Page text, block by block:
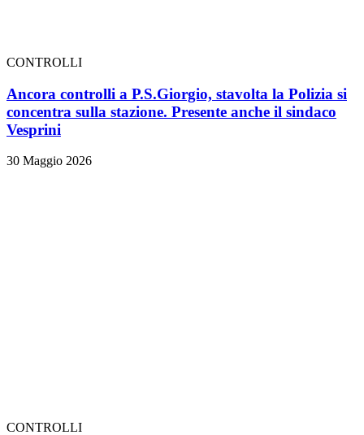
CONTROLLI
Ancora controlli a P.S.Giorgio, stavolta la Polizia si
concentra sulla stazione. Presente anche il sindaco
Vesprini
30 Maggio 2026
CONTROLLI